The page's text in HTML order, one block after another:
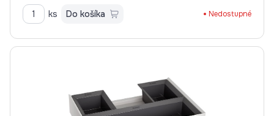
ks Do košíka Nedostupné